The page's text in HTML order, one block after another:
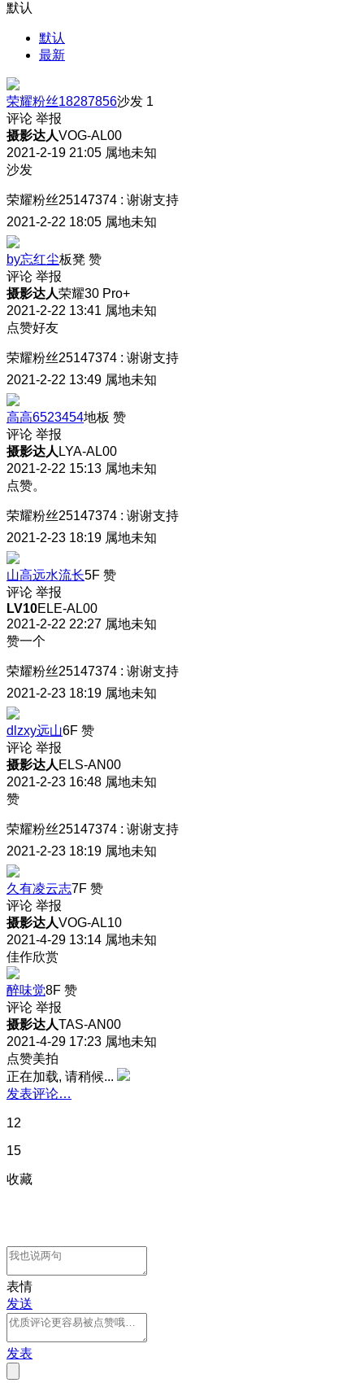
默认
默认
最新
荣耀粉丝18287856沙发 1
评论 举报
摄影达人VOG-AL00
2021-2-19 21:05 属地未知
沙发
荣耀粉丝25147374 : 谢谢支持
2021-2-22 18:05 属地未知
by忘红尘板凳 赞
评论 举报
摄影达人荣耀30 Pro+
2021-2-22 13:41 属地未知
点赞好友
荣耀粉丝25147374 : 谢谢支持
2021-2-22 13:49 属地未知
高高6523454地板 赞
评论 举报
摄影达人 LYA-AL00
2021-2-22 15:13 属地未知
点赞。
荣耀粉丝25147374 : 谢谢支持
2021-2-23 18:19 属地未知
山高远水流长5F 赞
评论 举报
LV10ELE-AL00
2021-2-22 22:27 属地未知
赞一个
荣耀粉丝25147374 : 谢谢支持
2021-2-23 18:19 属地未知
dlzxy远山6F 赞
评论 举报
摄影达人 ELS-AN00
2021-2-23 16:48 属地未知
赞
荣耀粉丝25147374 : 谢谢支持
2021-2-23 18:19 属地未知
久有凌云志7F 赞
评论 举报
摄影达人VOG-AL10
2021-4-29 13:14 属地未知
佳作欣赏
醉味觉8F 赞
评论 举报
摄影达人TAS-AN00
2021-4-29 17:23 属地未知
点赞美拍
正在加载, 请稍候...
发表评论…
12
15
收藏
表情
发送
发表